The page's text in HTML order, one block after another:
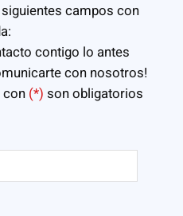
campos con
contigo lo antes
con nosotros!
(*) son obligatorios